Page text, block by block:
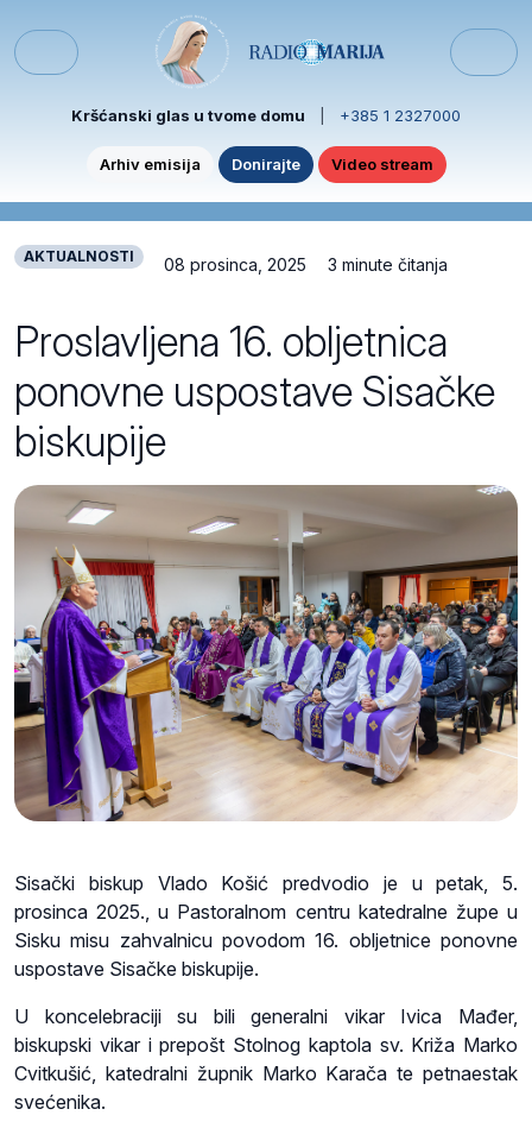
Menu
Kršćanski glas u tvome domu +385 1 2327000
Arhiv emisija Donirajte Video stream
AKTUALNOSTI 08 prosinca, 2025 3 minute čitanja
Proslavljena 16. obljetnica
ponovne uspostave Sisačke
biskupije
Sisački biskup Vlado Košić predvodio je u petak, 5.
prosinca 2025., u Pastoralnom centru katedralne župe u
Sisku misu zahvalnicu povodom 16. obljetnice ponovne
uspostave Sisačke biskupije.
U koncelebraciji su bili generalni vikar Ivica Mađer,
biskupski vikar i prepošt Stolnog kaptola sv. Križa Marko
Cvitkušić, katedralni župnik Marko Karača te petnaestak
svećenika.